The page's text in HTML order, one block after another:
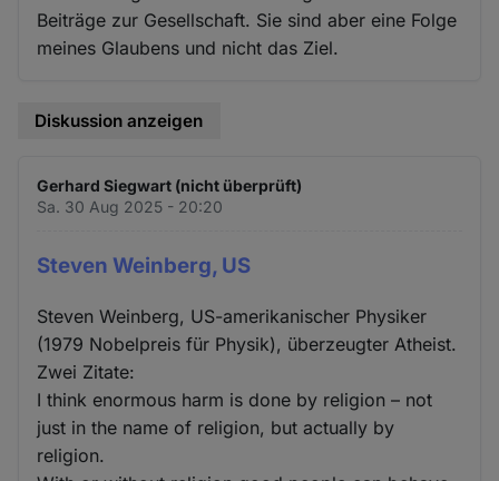
Beiträge zur Gesellschaft. Sie sind aber eine Folge
meines Glaubens und nicht das Ziel.
Diskussion anzeigen
Gerhard Siegwart (nicht überprüft)
Sa. 30 Aug 2025 - 20:20
Steven Weinberg, US
Steven Weinberg, US-amerikanischer Physiker
(1979 Nobelpreis für Physik), überzeugter Atheist.
Zwei Zitate:
I think enormous harm is done by religion – not
just in the name of religion, but actually by
religion.